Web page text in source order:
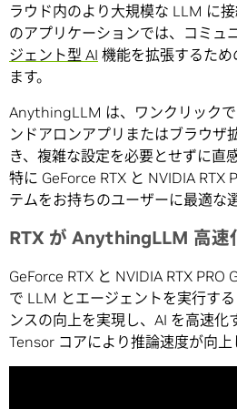
ラウド内のより大規模な LLM に
のアプリケーションでは、コミュ
ジェント型 AI 機能を拡張するた
ます。
AnythingLLM は、ワンクリック
ンドアロンアプリまたはブラウザ
き、複雑な設定を必要とせずに直
特に GeForce RTX と NVIDIA RTX
テムをお持ちのユーザーに最適な
RTX が AnythingLLM 高速
GeForce RTX と NVIDIA RTX
で LLM とエージェントを実行す
ンスの向上を実現し、AI を高速化
Tensor コアにより推論速度が向上